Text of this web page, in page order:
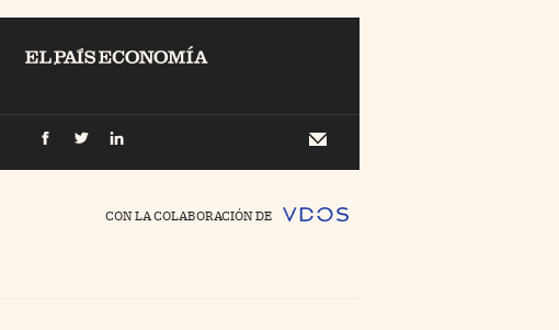
Territorio Pyme //foo
CON LA COLABORACIÓN DE